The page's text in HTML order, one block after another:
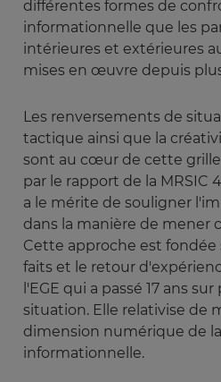
différentes formes de
informationnelle que les
intérieures et extérieures
mises en œuvre depuis
Les renversements de
tactique ainsi que la
sont au cœur de cette
par le rapport de la MRSIC
a le mérite de souligner
dans la manière de mener
Cette approche est fondée
faits et le retour
l'EGE qui a passé 17 ans
situation. Elle relativise de
dimension numérique de
informationnelle.